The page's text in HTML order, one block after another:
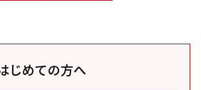
じめての方へ